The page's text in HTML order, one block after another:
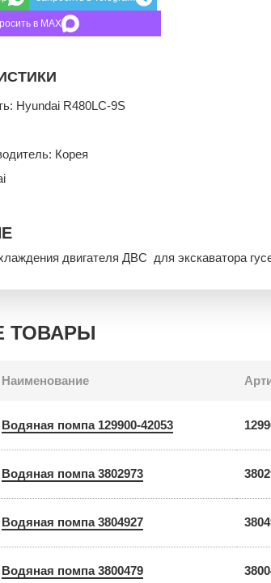
в MAX
Hyundai R480LC-9S
Корея
двигателя ДВС для экскаватора
ТОВАРЫ
Наименование
Водяная помпа 129900-42053
Водяная помпа 3802973
Водяная помпа 3804927
Водяная помпа 3800479